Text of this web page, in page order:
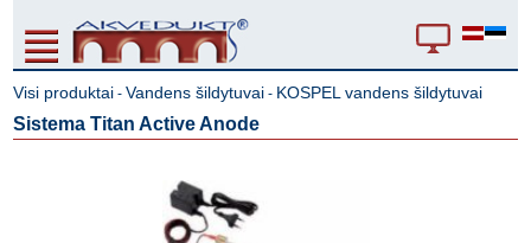
Visi produktai -Vandens šildytuvai - KOSPEL vandens šildytuvai
Sistema Titan Active Anode